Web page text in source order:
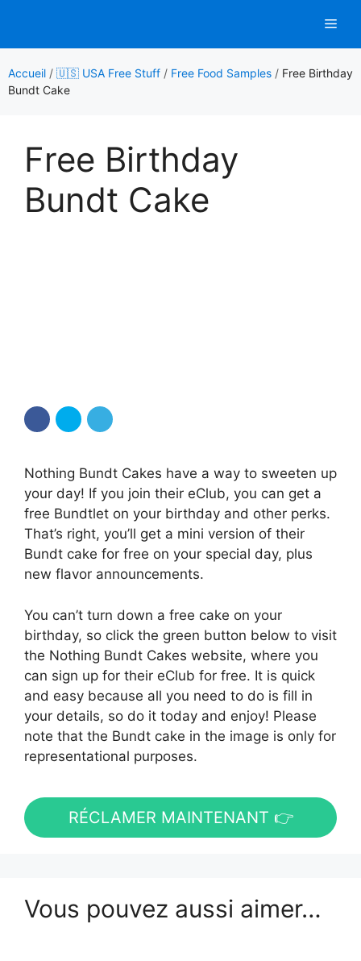
contenu
Accueil / 🇺🇸 USA Free Stuff / Free Food Samples / Free Birthday
Bundt Cake
Free Birthday
Bundt Cake
Nothing Bundt Cakes have a way to sweeten up
your day! If you join their eClub, you can get a
free Bundtlet on your birthday and other perks.
That’s right, you’ll get a mini version of their
Bundt cake for free on your special day, plus
new flavor announcements.
You can’t turn down a free cake on your
birthday, so click the green button below to visit
the Nothing Bundt Cakes website, where you
can sign up for their eClub for free. It is quick
and easy because all you need to do is fill in
your details, so do it today and enjoy! Please
note that the Bundt cake in the image is only for
representational purposes.
RÉCLAMER MAINTENANT 👉
Vous pouvez aussi aimer…